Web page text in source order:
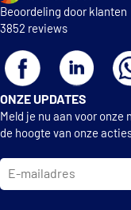
Beoordeling door klanten
3852 reviews
ONZE UPDATES
Meld je nu aan voor
de hoogte van onze